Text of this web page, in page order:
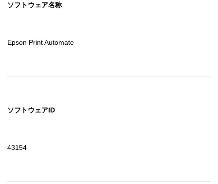
ソフトウェア名称
Epson Print Automate
ソフトウェアID
43154